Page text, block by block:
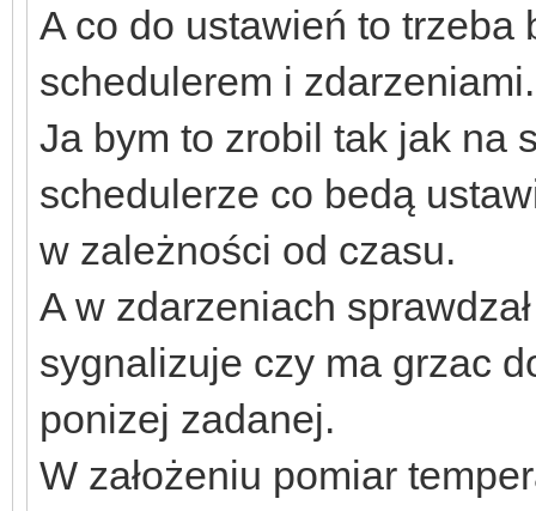
A co do ustawień to trzeba
schedulerem i zdarzeniami.
Ja bym to zrobil tak jak na
schedulerze co bedą
w zależności od czasu.
A w zdarzeniach
sygnalizuje czy ma grzac
ponizej zadanej.
W założeniu pomiar